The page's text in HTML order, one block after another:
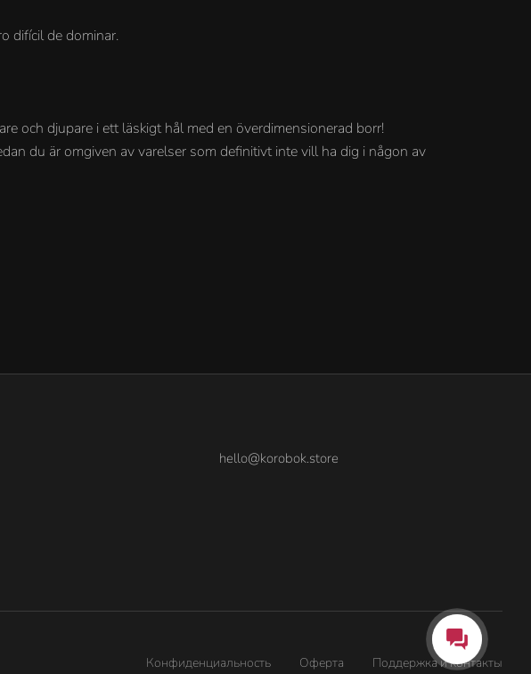
difícil de dominar.
och djupare i ett läskigt hål med en överdimensionerad borr!
du är omgiven av varelser som definitivt inte vill ha dig i någon av
hello@korobok.store
Конфиденциальность Оферта Поддержка и контакты